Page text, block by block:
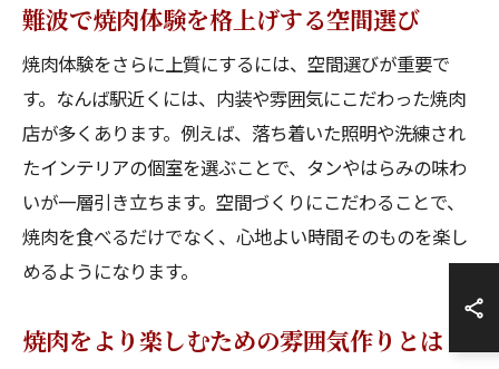
難波で焼肉体験を格上げする空間選び
焼肉体験をさらに上質にするには、空間選びが重要で
す。なんば駅近くには、内装や雰囲気にこだわった焼肉
店が多くあります。例えば、落ち着いた照明や洗練され
たインテリアの個室を選ぶことで、タンやはらみの味わ
いが一層引き立ちます。空間づくりにこだわることで、
焼肉を食べるだけでなく、心地よい時間そのものを楽し
めるようになります。
焼肉をより楽しむための雰囲気作りとは